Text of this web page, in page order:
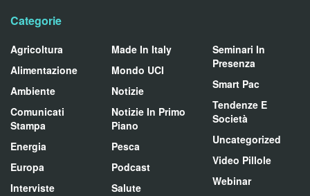
Categorie
Agricoltura
Alimentazione
Ambiente
Comunicati
Stampa
Energia
Europa
Interviste
Made In Italy
Mondo UCI
Notizie
Notizie In Primo
Piano
Pesca
Podcast
Salute
Seminari In
Presenza
Smart Pac
Tendenze E
Società
Uncategorized
Video Pillole
Webinar